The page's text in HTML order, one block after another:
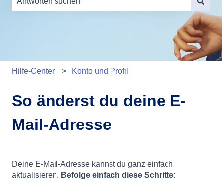
Es gibt keine Vorschläge, da das Suchfeld leer ist.
Hilfe-Center Konto und Profil
So änderst du deine E-
Mail-Adresse
Deine E-Mail-Adresse kannst du ganz einfach
aktualisieren. Befolge einfach diese Schritte: